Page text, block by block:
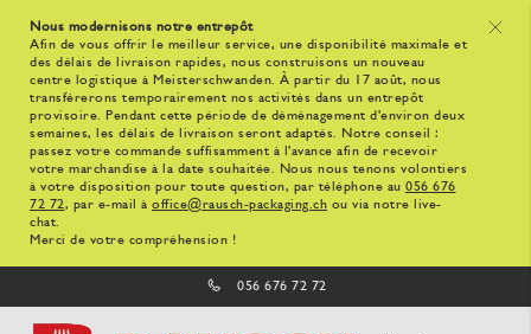
x
Nous modernisons notre entrepôt
Afin de vous offrir le meilleur service, une disponibilité maximale et
des délais de livraison rapides, nous construisons un nouveau
centre logistique à Meisterschwanden. À partir du 17 août, nous
transférerons temporairement nos activités dans un entrepôt
provisoire. Pendant cette période de déménagement d'environ deux
semaines, les délais de livraison seront adaptés. Notre conseil :
passez votre commande suffisamment à l'avance afin de recevoir
votre marchandise à la date souhaitée. Nous nous tenons volontiers
à votre disposition pour toute question, par téléphone au 056 676
72 72, par e-mail à office@rausch-packaging.ch ou via notre live-
chat.
Merci de votre compréhension !
056 676 72 72